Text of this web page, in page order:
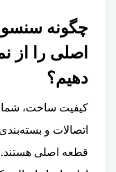
چگونه
اصلی را از
دهیم؟
کیفیت ساخت،
اتصالات و
قطعه اصلی هستند.